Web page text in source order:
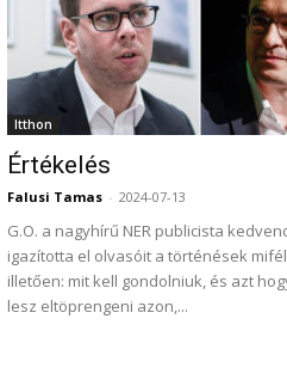
Itthon
Értékelés
Falusi Tamas - 2024-07-13
G.O. a nagyhírű NER publicista
igazította el olvasóit a történések
illetően: mit kell gondolniuk, és azt
lesz eltöprengeni azon,...